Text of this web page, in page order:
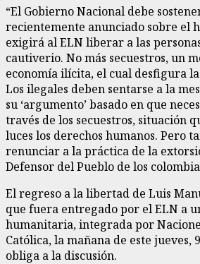
“El Gobierno Nacional debe
recientemente anunciado sobre el
exigirá al ELN liberar a las
cautiverio. No más secuestros, un
economía ilícita, el cual desfigura
Los ilegales deben sentarse a la
su ‘argumento’ basado en que
través de los secuestros, situación
luces los derechos humanos. Pero
renunciar a la práctica de la
Defensor del Pueblo de los
El regreso a la libertad de Luis
que fuera entregado por el ELN a
humanitaria, integrada por
Católica, la mañana de este jueves,
obliga a la discusión.